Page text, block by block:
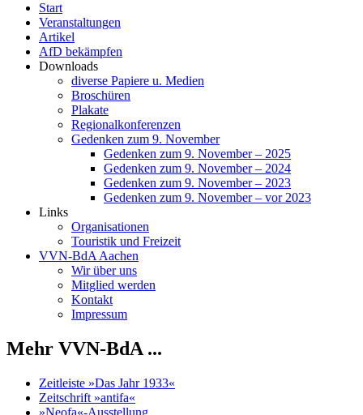
Start
Veranstaltungen
Artikel
AfD bekämpfen
Downloads
diverse Papiere u. Medien
Broschüren
Plakate
Regionalkonferenzen
Gedenken zum 9. November
Gedenken zum 9. November – 2025
Gedenken zum 9. November – 2024
Gedenken zum 9. November – 2023
Gedenken zum 9. November – vor 2023
Links
Organisationen
Touristik und Freizeit
VVN-BdA Aachen
Wir über uns
Mitglied werden
Kontakt
Impressum
Mehr VVN-BdA ...
Zeitleiste »Das Jahr 1933«
Zeitschrift »antifa«